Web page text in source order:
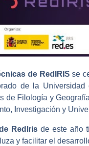
de RedIRIS se
de la Universidad
de Filología y
Investigación y
RedIris de este año
y facilitar el